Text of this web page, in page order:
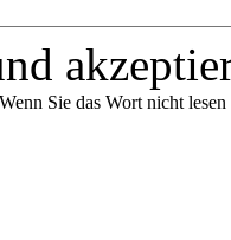
Wenn Sie das Wort nicht